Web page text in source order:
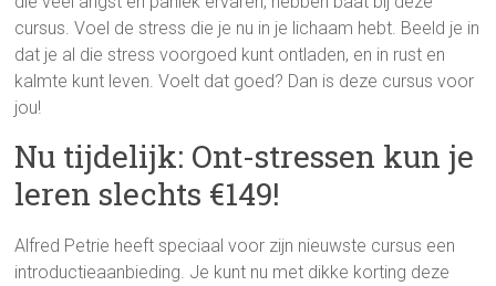
cursus. Voel de stress die je nu in je lichaam hebt. Beeld je in
dat je al die stress voorgoed kunt ontladen, en in rust en
kalmte kunt leven. Voelt dat goed? Dan is deze cursus voor
jou!
Nu tijdelijk: Ont-stressen kun je
leren slechts €149!
Alfred Petrie heeft speciaal voor zijn nieuwste cursus een
introductieaanbieding. Je kunt nu met dikke korting deze